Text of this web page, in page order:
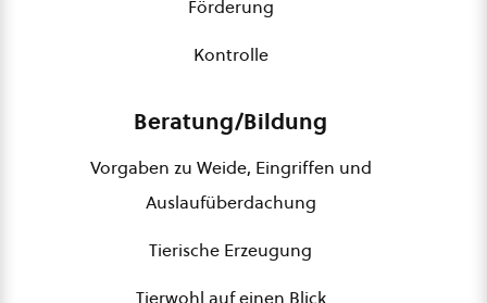
Förderung
Kontrolle
Beratung/Bildung
Vorgaben zu Weide, Eingriffen und
Auslaufüberdachung
Tierische Erzeugung
Tierwohl auf einen Blick